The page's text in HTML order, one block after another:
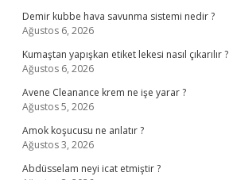
Demir kubbe hava savunma sistemi nedir ?
Ağustos 6, 2026
Kumaştan yapışkan etiket lekesi nasıl çıkarılır ?
Ağustos 6, 2026
Avene Cleanance krem ne işe yarar ?
Ağustos 5, 2026
Amok koşucusu ne anlatır ?
Ağustos 3, 2026
Abdüsselam neyi icat etmiştir ?